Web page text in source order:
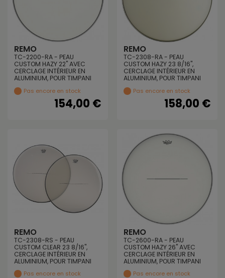
REMO
TC-2200-RA - PEAU
CUSTOM HAZY 22" AVEC
CERCLAGE INTÉRIEUR EN
ALUMINIUM, POUR TIMPANI
Pas encore en stock
154,00 €
REMO
TC-2308-RA - PEAU
CUSTOM HAZY 23 8/16",
CERCLAGE INTÉRIEUR EN
ALUMINIUM, POUR TIMPANI
Pas encore en stock
158,00 €
REMO
TC-2308-RS - PEAU
CUSTOM CLEAR 23 8/16",
CERCLAGE INTÉRIEUR EN
ALUMINIUM, POUR TIMPANI
Pas encore en stock
REMO
TC-2600-RA - PEAU
CUSTOM HAZY 26" AVEC
CERCLAGE INTÉRIEUR EN
ALUMINIUM, POUR TIMPANI
Pas encore en stock